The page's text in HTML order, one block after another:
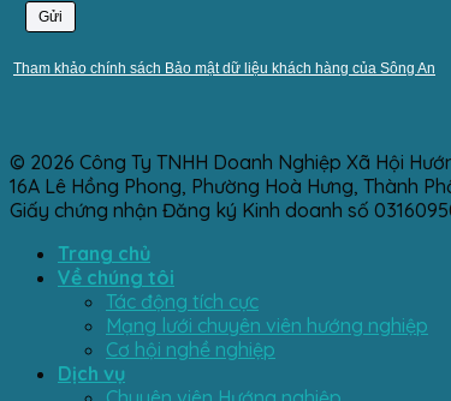
Tham khảo chính sách Bảo mật dữ liệu khách hàng của Sông An
© 2026 Công Ty TNHH Doanh Nghiệp Xã Hội
16A Lê Hồng Phong, Phường Hoà Hưng, Thành
Giấy chứng nhận Đăng ký Kinh doanh số
Trang chủ
Về chúng tôi
Tác động tích cực
Mạng lưới chuyên viên hướng nghiệp
Cơ hội nghề nghiệp
Dịch vụ